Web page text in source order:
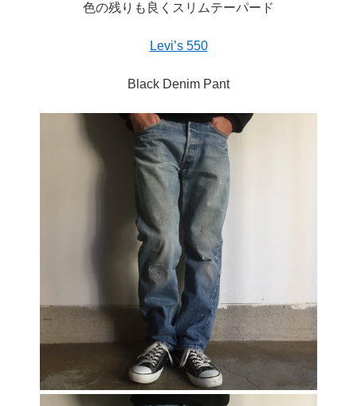
色の残りも良くスリムテーパード
Levi’s 550
Black Denim Pant